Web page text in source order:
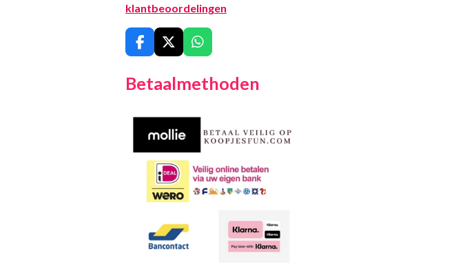
klantbeoordelingen
F
a
e
X
W
h
t
Betaalmethoden